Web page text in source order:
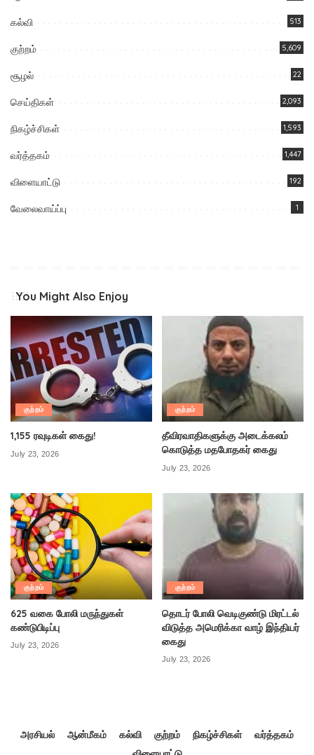
கல்வி 513
குற்றம் 5,609
சூழல் 22
செய்திகள் 2,093
நிகழ்ச்சிகள் 1,593
வர்த்தகம் 1,447
விளையாட்டு 192
வேலைவாய்ப்பு 1
You Might Also Enjoy
குற்றம்
1,155 ரவுடிகள் கைது!
July 23, 2026
குற்றம்
தீவிரவாதிகளுக்கு அடைக்கலம்
கொடுத்த மதபோதகர் கைது
July 23, 2026
குற்றம்
625 வகை போலி மருந்துகள்
கண்டுபிடிப்பு
July 23, 2026
குற்றம்
தொடர் போலி வெடிகுண்டு மிரட்டல்
விடுத்த அமெரிக்கா வாழ் இந்தியர்
கைது
July 23, 2026
அரசியல் ஆன்மீகம் கல்வி குற்றம் நிகழ்ச்சிகள்
வர்த்தகம்